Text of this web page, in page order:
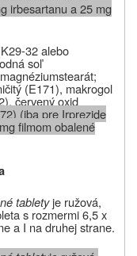
irbesartanu a 25 mg
32 alebo
soľ
(E171), makrogol
červený oxid
(iba pre Irprezide
filmom obalené
tabletyje ružová,
s rozmermi 6,5 x
a I na druhej strane.